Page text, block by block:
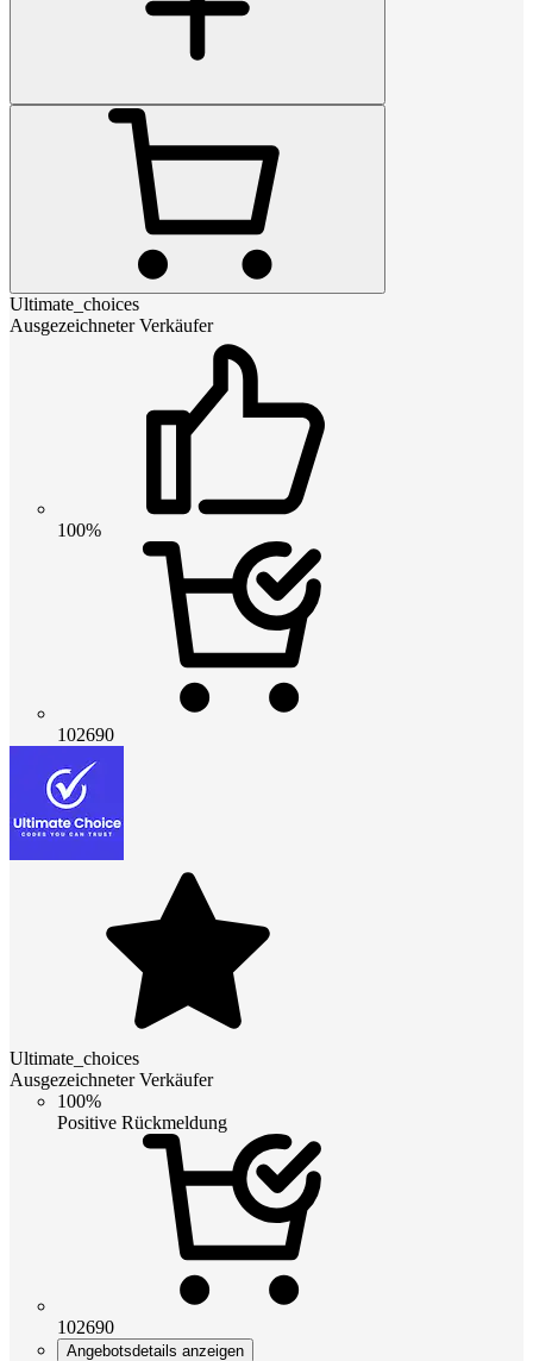
Ultimate_choices
Ausgezeichneter Verkäufer
100%
102690
Ultimate_choices
Ausgezeichneter Verkäufer
100%
Positive Rückmeldung
102690
Angebotsdetails anzeigen